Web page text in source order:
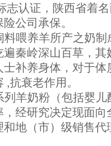
志认证，陕西省着
公司承保。
喂养羊所产之奶制
秦岭深山百草，
补养身体，对于
抗衰老作用。
羊奶粉（包括婴儿
经研究决定现面
地（市）级销售